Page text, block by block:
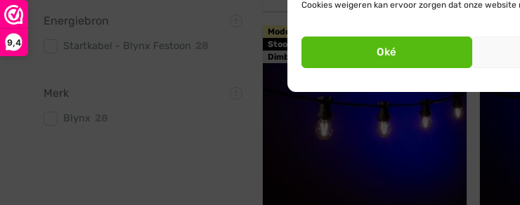
Cookies weigeren kan ervoor zorgen dat onze
Oké
9,4
Energiebron
Startkabel - Blynx Festoon
Merk
Blynx
Modern warm wit
Stootbestendig
Dimbaar